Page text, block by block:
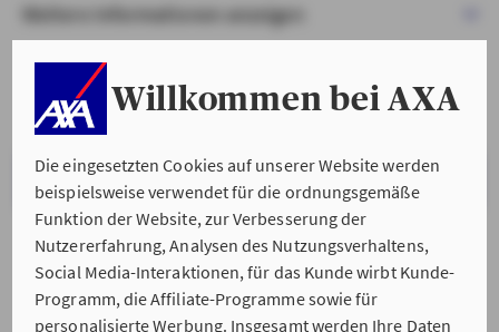
Willkommen bei AXA
Die eingesetzten Cookies auf unserer Website werden
beispielsweise verwendet für die ordnungsgemäße
Funktion der Website, zur Verbesserung der
Nutzererfahrung, Analysen des Nutzungsverhaltens,
Social Media-Interaktionen, für das Kunde wirbt Kunde-
Programm, die Affiliate-Programme sowie für
personalisierte Werbung. Insgesamt werden Ihre Daten
Weitere Informationen anzeigen
VERSTANDEN & WEITER